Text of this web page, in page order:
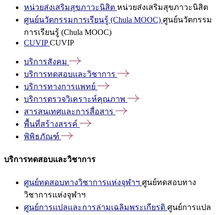
หน่วยส่งเสริมสุขภาวะนิสิต หน่วยส่งเสริมสุขภาวะนิสิต
ศูนย์นวัตกรรมการเรียนรู้ (Chula MOOC) ศูนย์นวัตกรรม
การเรียนรู้ (Chula MOOC)
CUVIPCUVIP
บริการสังคม
บริการทดสอบและวิชาการ
บริการทางการแพทย์
บริการตรวจวิเคราะห์คุณภาพ
สารสนเทศและการสื่อสาร
พื้นที่สร้างสรรค์
พิพิธภัณฑ์
บริการทดสอบและวิชาการ
ศูนย์ทดสอบทางวิชาการแห่งจุฬาฯ ศูนย์ทดสอบทาง
วิชาการแห่งจุฬาฯ
ศูนย์การแปลและการล่ามเฉลิมพระเกียรติ ศูนย์การแปล